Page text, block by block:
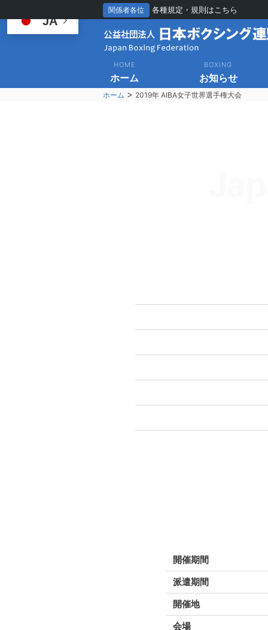
関係者各位 各種規定・規則はこちら
HOME
ホーム
BOXING
お知らせ
ホーム > 2019年 AIBA女子世界選手権大会
開催期間
派遣期間
開催地
会場
JA